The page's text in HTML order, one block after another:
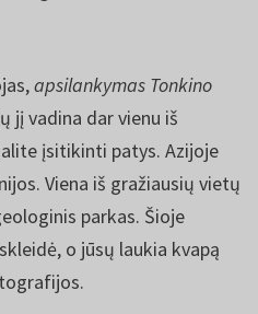
apsilankymas Tonkino
jį vadina dar vienu iš
įsitikinti patys. Azijoje
Viena iš gražiausių vietų
parkas. Šioje
o jūsų laukia kvapą